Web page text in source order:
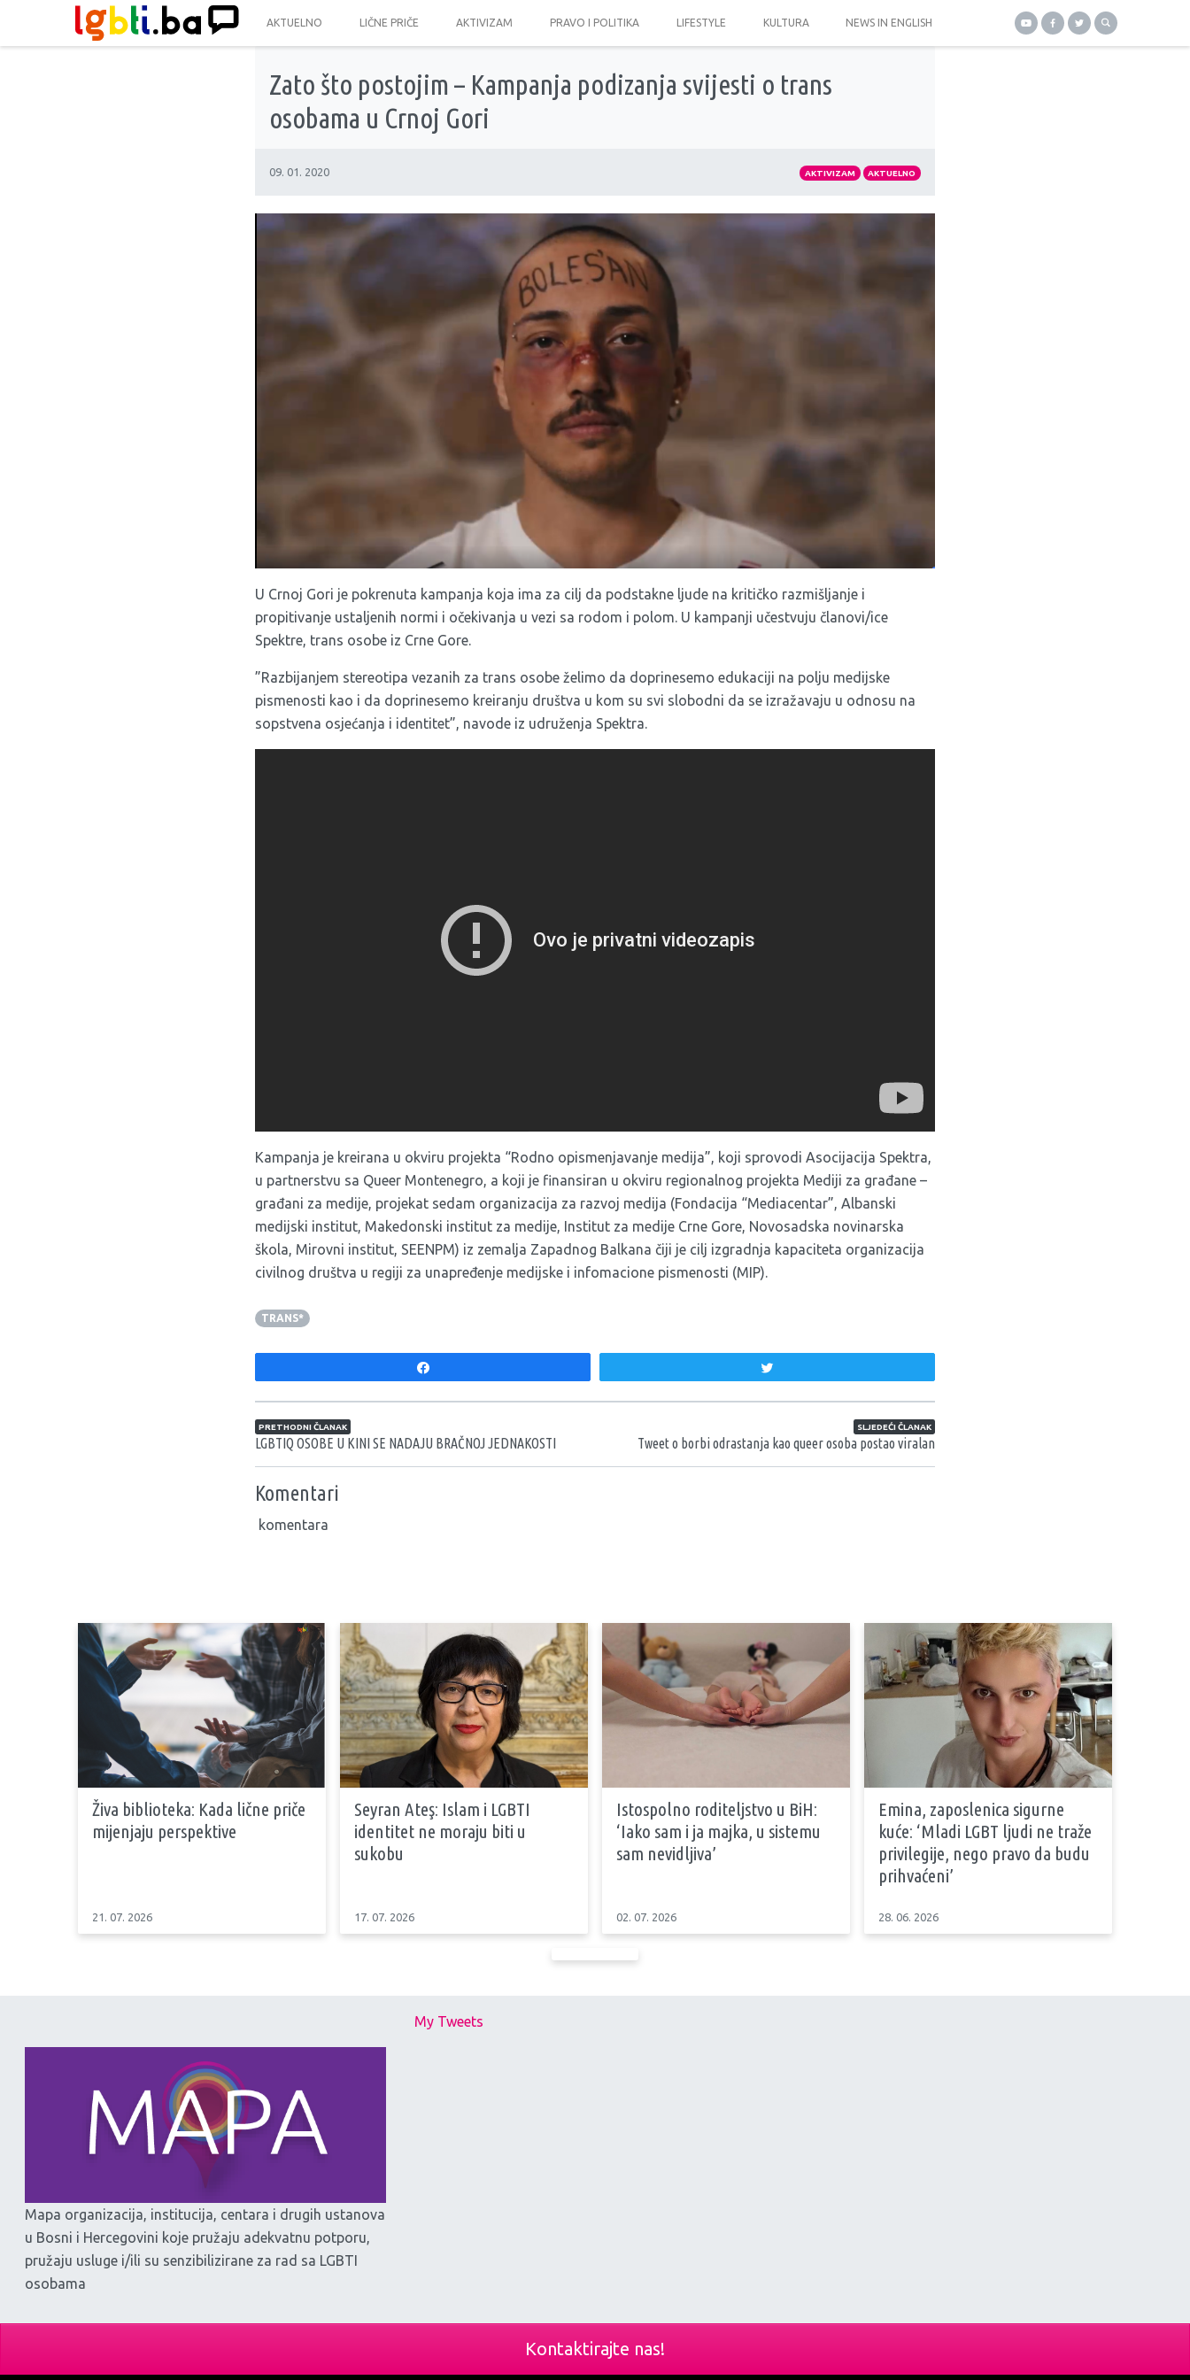
AKTUELNO LIČNE PRIČE AKTIVIZAM PRAVO I POLITIKA LIFESTYLE KULTURA NEWS IN ENGLISH
Zato što postojim – Kampanja podizanja svijesti o trans
osobama u Crnoj Gori
09. 01. 2020 AKTIVIZAM AKTUELNO
U Crnoj Gori je pokrenuta kampanja koja ima za cilj da podstakne ljude na kritičko razmišljanje i
propitivanje ustaljenih normi i očekivanja u vezi sa rodom i polom. U kampanji učestvuju članovi/ice
Spektre, trans osobe iz Crne Gore.
”Razbijanjem stereotipa vezanih za trans osobe želimo da doprinesemo edukaciji na polju medijske
pismenosti kao i da doprinesemo kreiranju društva u kom su svi slobodni da se izražavaju u odnosu na
sopstvena osjećanja i identitet”, navode iz udruženja Spektra.
Kampanja je kreirana u okviru projekta “Rodno opismenjavanje medija”, koji sprovodi Asocijacija Spektra,
u partnerstvu sa Queer Montenegro, a koji je finansiran u okviru regionalnog projekta Mediji za građane –
građani za medije, projekat sedam organizacija za razvoj medija (Fondacija “Mediacentar”, Albanski
medijski institut, Makedonski institut za medije, Institut za medije Crne Gore, Novosadska novinarska
škola, Mirovni institut, SEENPM) iz zemalja Zapadnog Balkana čiji je cilj izgradnja kapaciteta organizacija
civilnog društva u regiji za unapređenje medijske i infomacione pismenosti (MIP).
TRANS*
Navigacija članaka
PRETHODNI ČLANAK
LGBTIQ OSOBE U KINI SE NADAJU BRAČNOJ JEDNAKOSTI
SLJEDEĆI ČLANAK
Tweet o borbi odrastanja kao queer osoba postao viralan
Komentari
komentara
Živa biblioteka: Kada lične priče
mijenjaju perspektive
21. 07. 2026
Seyran Ateş: Islam i LGBTI
identitet ne moraju biti u
sukobu
17. 07. 2026
Istospolno roditeljstvo u BiH:
‘Iako sam i ja majka, u sistemu
sam nevidljiva’
02. 07. 2026
Emina, zaposlenica sigurne
kuće: ‘Mladi LGBT ljudi ne traže
privilegije, nego pravo da budu
prihvaćeni’
28. 06. 2026
Mapa organizacija, institucija, centara i drugih ustanova
u Bosni i Hercegovini koje pružaju adekvatnu potporu,
pružaju usluge i/ili su senzibilizirane za rad sa LGBTI
osobama
My Tweets
Kontaktirajte nas!